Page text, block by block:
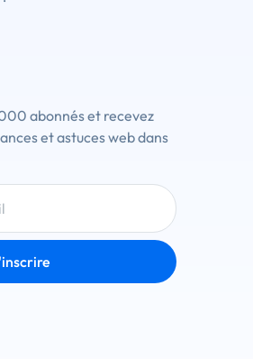
abonnés et recevez
et astuces web dans